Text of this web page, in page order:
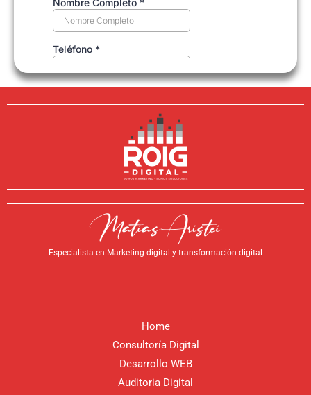
Especialista en Marketing digital y transformación digital
Home
Consultoría Digital
Desarrollo WEB
Auditoria Digital